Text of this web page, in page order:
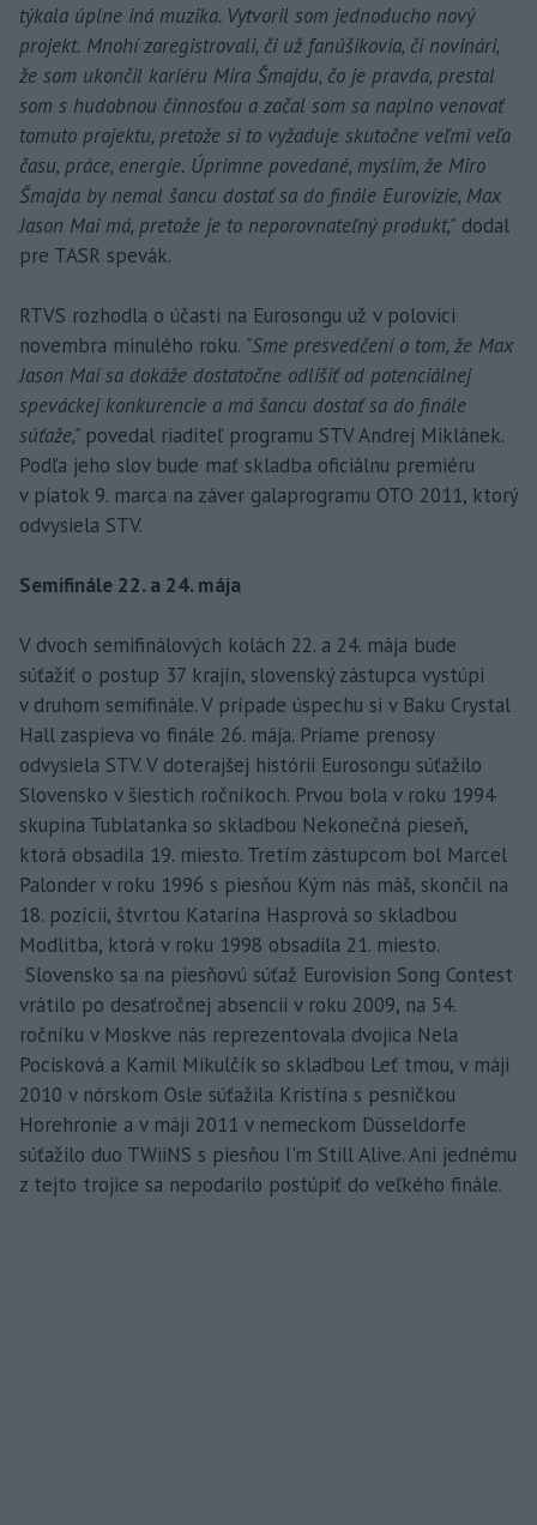
týkala úplne iná muzika. Vytvoril som jednoducho nový
projekt. Mnohí zaregistrovali, či už fanúšikovia, či novinári,
že som ukončil kariéru Mira Šmajdu, čo je pravda, prestal
som s hudobnou činnosťou a začal som sa naplno venovať
tomuto projektu, pretože si to vyžaduje skutočne veľmi veľa
času, práce, energie. Úprimne povedané, myslím, že Miro
Šmajda by nemal šancu dostať sa do finále Eurovízie, Max
Jason Mai má, pretože je to neporovnateľný produkt," dodal
pre TASR spevák.
RTVS rozhodla o účasti na Eurosongu už v polovici
novembra minulého roku. "Sme presvedčení o tom, že Max
Jason Mai sa dokáže dostatočne odlíšiť od potenciálnej
speváckej konkurencie a má šancu dostať sa do finále
súťaže," povedal riaditeľ programu STV Andrej Miklánek.
Podľa jeho slov bude mať skladba oficiálnu premiéru
v piatok 9. marca na záver galaprogramu OTO 2011, ktorý
odvysiela STV.
Semifinále 22. a 24. mája
V dvoch semifinálových kolách 22. a 24. mája bude
súťažiť o postup 37 krajín, slovenský zástupca vystúpi
v druhom semifinále. V prípade úspechu si v Baku Crystal
Hall zaspieva vo finále 26. mája. Priame prenosy
odvysiela STV. V doterajšej histórii Eurosongu súťažilo
Slovensko v šiestich ročníkoch. Prvou bola v roku 1994
skupina Tublatanka so skladbou Nekonečná pieseň,
ktorá obsadila 19. miesto. Tretím zástupcom bol Marcel
Palonder v roku 1996 s piesňou Kým nás máš, skončil na
18. pozícii, štvrtou Katarína Hasprová so skladbou
Modlitba, ktorá v roku 1998 obsadila 21. miesto.
Slovensko sa na piesňovú súťaž Eurovision Song Contest
vrátilo po desaťročnej absencii v roku 2009, na 54.
ročníku v Moskve nás reprezentovala dvojica Nela
Pocisková a Kamil Mikulčík so skladbou Leť tmou, v máji
2010 v nórskom Osle súťažila Kristína s pesničkou
Horehronie a v máji 2011 v nemeckom Düsseldorfe
súťažilo duo TWiiNS s piesňou I'm Still Alive. Ani jednému
z tejto trojice sa nepodarilo postúpiť do veľkého finále.